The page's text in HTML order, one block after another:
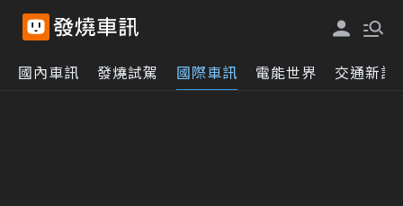
國內車訊 發燒試駕 國際車訊 電能世界 交通新訊